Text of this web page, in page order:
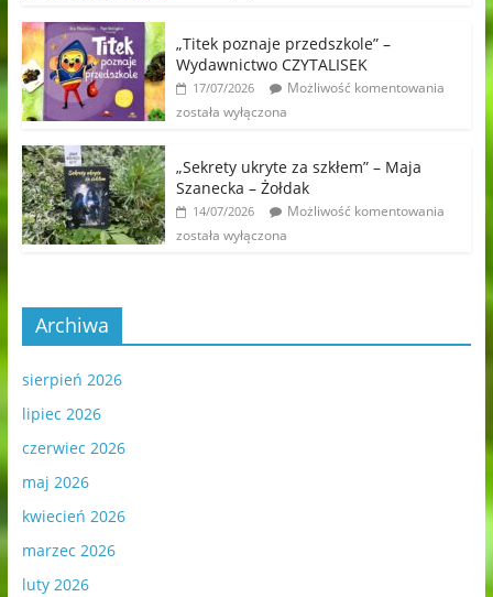
„Titek poznaje przedszkole” –
Wydawnictwo CZYTALISEK
17/07/2026
Możliwość komentowania
została wyłączona
„Sekrety ukryte za szkłem” – Maja
Szanecka – Żołdak
14/07/2026
Możliwość komentowania
została wyłączona
Archiwa
sierpień 2026
lipiec 2026
czerwiec 2026
maj 2026
kwiecień 2026
marzec 2026
luty 2026